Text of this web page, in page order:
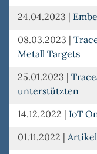
24.04.2023 |
08.03.2023 |
Metall Targets
25.01.2023 |
unterstützten
14.12.2022 | IoT
01.11.2022 |